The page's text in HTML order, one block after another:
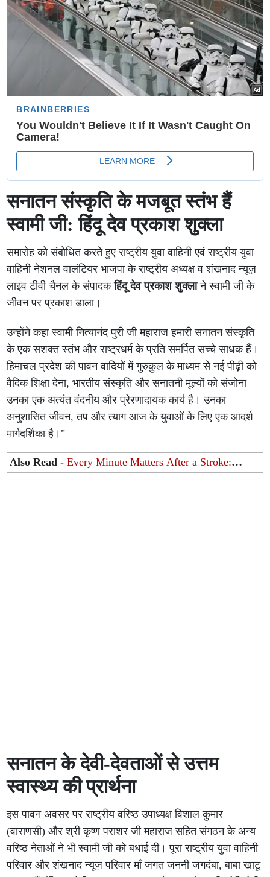
सनातन संस्कृति के मजबूत स्तंभ हैं
स्वामी जी: हिंदू देव प्रकाश शुक्ला
समारोह को संबोधित करते हुए राष्ट्रीय युवा वाहिनी एवं राष्ट्रीय युवा
वाहिनी नेशनल वालंटियर भाजपा के राष्ट्रीय अध्यक्ष व शंखनाद न्यूज़
लाइव टीवी चैनल के संपादकहिंदू देव प्रकाश शुक्लाने स्वामी जी के
जीवन पर प्रकाश डाला।
उन्होंने कहा स्वामी नित्यानंद पुरी जी महाराज हमारी सनातन संस्कृति
के एक सशक्त स्तंभ और राष्ट्रधर्म के प्रति समर्पित सच्चे साधक हैं।
हिमाचल प्रदेश की पावन वादियों में गुरुकुल के माध्यम से नई पीढ़ी को
वैदिक शिक्षा देना, भारतीय संस्कृति और सनातनी मूल्यों को संजोना
उनका एक अत्यंत वंदनीय और प्रेरणादायक कार्य है। उनका
अनुशासित जीवन, तप और त्याग आज के युवाओं के लिए एक आदर्श
मार्गदर्शिका है।"
Also Read -Every Minute Matters After a Stroke:
Medanta Expert Stresses Early Recognition and Timely
सनातन के देवी-देवताओं से उत्तम
स्वास्थ्य की प्रार्थना
इस पावन अवसर पर राष्ट्रीय वरिष्ठ उपाध्यक्ष विशाल कुमार
(वाराणसी) और श्री कृष्ण पराशर जी महाराज सहित संगठन के अन्य
वरिष्ठ नेताओं ने भी स्वामी जी को बधाई दी। पूरा राष्ट्रीय युवा वाहिनी
परिवार और शंखनाद न्यूज़ परिवार माँ जगत जननी जगदंबा, बाबा खाटू